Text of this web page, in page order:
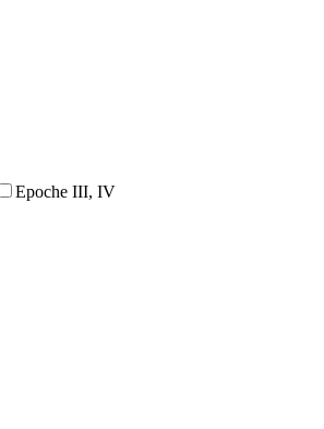
Epoche III, IV